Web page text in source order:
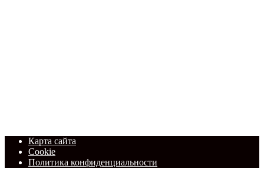
Карта сайта
Cookie
Политика конфиденциальности